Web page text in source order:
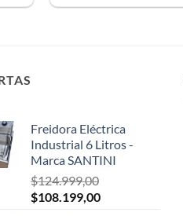
Freidora Eléctrica
Industrial 6 Litros -
Marca SANTINI
$124.999,00
El
$108.199,00El